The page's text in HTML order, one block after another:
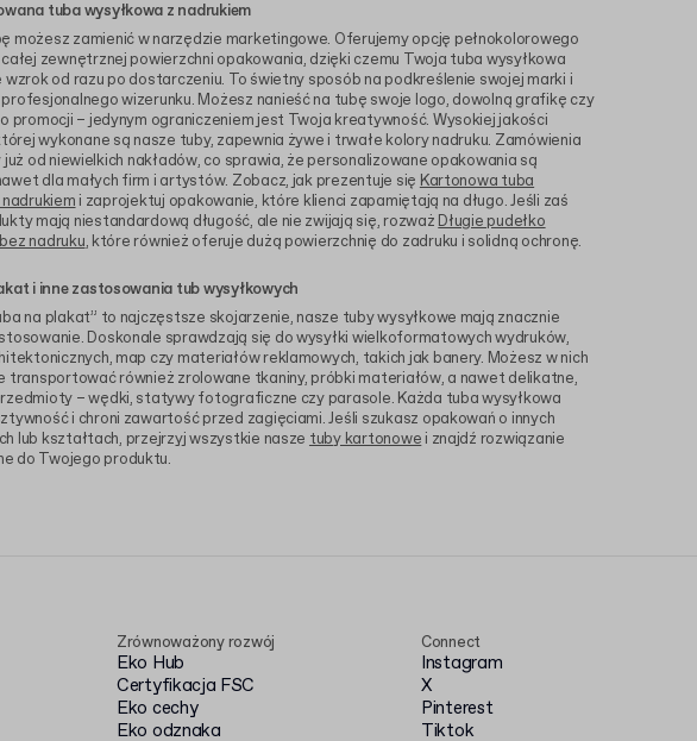
tuba wysyłkowa z nadrukiem
możesz zamienić w narzędzie marketingowe. Oferujemy opcję pełnokolorowego
zewnętrznej powierzchni opakowania, dzięki czemu Twoja tuba wysyłkowa
wzrok od razu po dostarczeniu. To świetny sposób na podkreślenie swojej marki i
wizerunku. Możesz nanieść na tubę swoje logo, dowolną grafikę czy
promocji – jedynym ograniczeniem jest Twoja kreatywność. Wysokiej jakości
wykonane są nasze tuby, zapewnia żywe i trwałe kolory nadruku. Zamówienia
już od niewielkich nakładów, co sprawia, że personalizowane opakowania są
dla małych firm i artystów. Zobacz, jak prezentuje się Kartonowa tuba
i zaprojektuj opakowanie, które klienci zapamiętają na długo. Jeśli zaś
mają niestandardową długość, ale nie zwijają się, rozważ Długie pudełko
nadruku, które również oferuje dużą powierzchnię do zadruku i solidną ochronę.
i inne zastosowania tub wysyłkowych
na plakat” to najczęstsze skojarzenie, nasze tuby wysyłkowe mają znacznie
Doskonale sprawdzają się do wysyłki wielkoformatowych wydruków,
map czy materiałów reklamowych, takich jak banery. Możesz w nich
transportować również zrolowane tkaniny, próbki materiałów, a nawet delikatne,
– wędki, statywy fotograficzne czy parasole. Każda tuba wysyłkowa
i chroni zawartość przed zagięciami. Jeśli szukasz opakowań o innych
lub kształtach, przejrzyj wszystkie nasze tuby kartonowe i znajdź rozwiązanie
do Twojego produktu.
Zrównoważony rozwój
Eko Hub
Certyfikacja FSC
Eko cechy
Eko odznaka
Connect
Instagram
X
Pinterest
Tiktok